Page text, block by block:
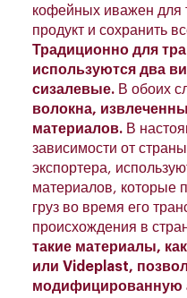
кофейных иважен для
продукт и сохранить
Традиционно для
используются два
сизалевые. В обоих
волокна,
материалов. В
зависимости от
экспортера,
материалов, которые
груз во время его
происхождения в
такие материалы,
или Videplast,
модифицированную